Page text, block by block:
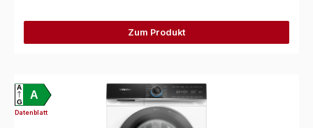
Zum Produkt
A
A
G
Datenblatt